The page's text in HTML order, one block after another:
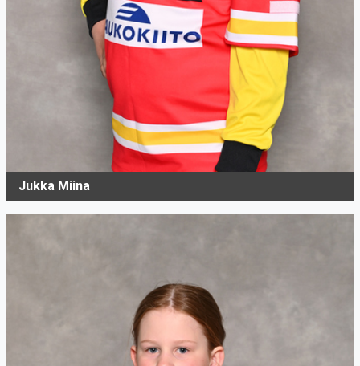
Jukka Miina